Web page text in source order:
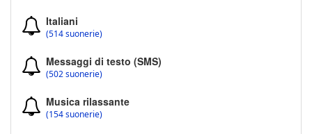
Italiani
(514 suonerie)
Messaggi di testo (SMS)
(502 suonerie)
Musica rilassante
(154 suonerie)